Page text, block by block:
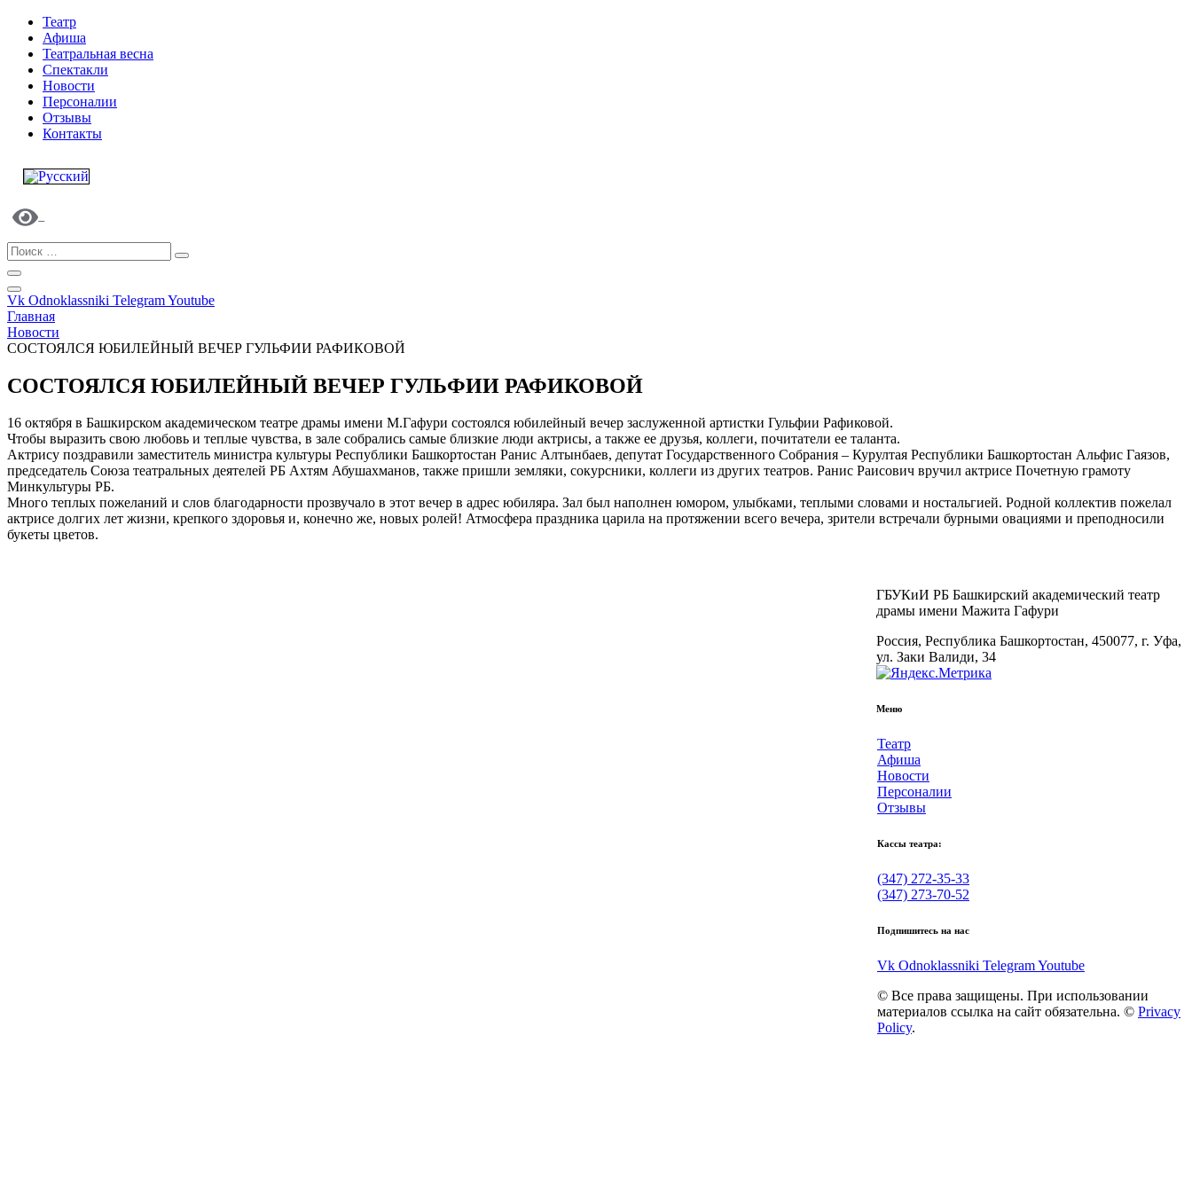
Театр
Афиша
Театральная весна
Спектакли
Новости
Персоналии
Отзывы
Контакты
Vk Odnoklassniki TelegramYoutube
Главная
Новости
СОСТОЯЛСЯ ЮБИЛЕЙНЫЙ ВЕЧЕР ГУЛЬФИИ РАФИКОВОЙ
СОСТОЯЛСЯ ЮБИЛЕЙНЫЙ ВЕЧЕР ГУЛЬФИИ РАФИКОВОЙ
16 октября в Башкирском академическом театре драмы имени М.Гафури состоялся юбилейный вечер заслуженной артистки Гульфии Рафиковой.
Чтобы выразить свою любовь и теплые чувства, в зале собрались самые близкие люди актрисы, а также ее друзья, коллеги, почитатели ее таланта.
Актрису поздравили заместитель министра культуры Республики Башкортостан Ранис Алтынбаев, депутат Государственного Собрания – Курултая Республики Башкортостан Альфис Гаязов,
председатель Союза театральных деятелей РБ Ахтям Абушахманов, также пришли земляки, сокурсники, коллеги из других театров. Ранис Раисович вручил актрисе Почетную грамоту
Минкультуры РБ.
Много теплых пожеланий и слов благодарности прозвучало в этот вечер в адрес юбиляра. Зал был наполнен юмором, улыбками, теплыми словами и ностальгией. Родной коллектив пожелал
актрисе долгих лет жизни, крепкого здоровья и, конечно же, новых ролей! Атмосфера праздника царила на протяжении всего вечера, зрители встречали бурными овациями и преподносили
букеты цветов.
ГБУКиИ РБ Башкирский академический театр
драмы имени Мажита Гафури
Россия, Республика Башкортостан, 450077, г. Уфа,
ул. Заки Валиди, 34
Меню
Театр
Афиша
Новости
Персоналии
Отзывы
Кассы театра:
(347) 272-35-33
(347) 273-70-52
Подпишитесь на нас
Vk Odnoklassniki TelegramYoutube
© Все права защищены. При использовании
материалов ссылка на сайт обязательна. © Privacy
Policy.